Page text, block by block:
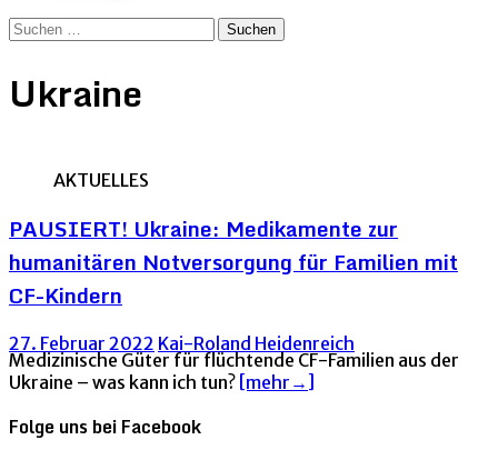
Suchen
Ukraine
AKTUELLES
PAUSIERT! Ukraine: Medikamente zur
humanitären Notversorgung für Familien mit
CF-Kindern
27. Februar 2022 Kai-Roland Heidenreich
Medizinische Güter für flüchtende CF-Familien aus der
Ukraine – was kann ich tun? [mehr→]
Folge uns bei Facebook